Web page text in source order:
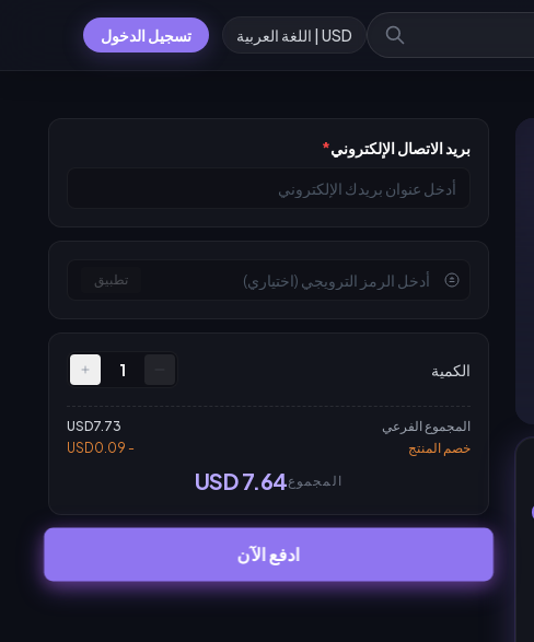
USD | اللغة العربية تسجيل الدخول
بريد الاتصال الإلكتروني*
تطبيق
الكمية 1
المجموع الفرعي
USD7.73
خصم المنتج
- USD0.09
المجموعUSD 7.64
ادفع الآن